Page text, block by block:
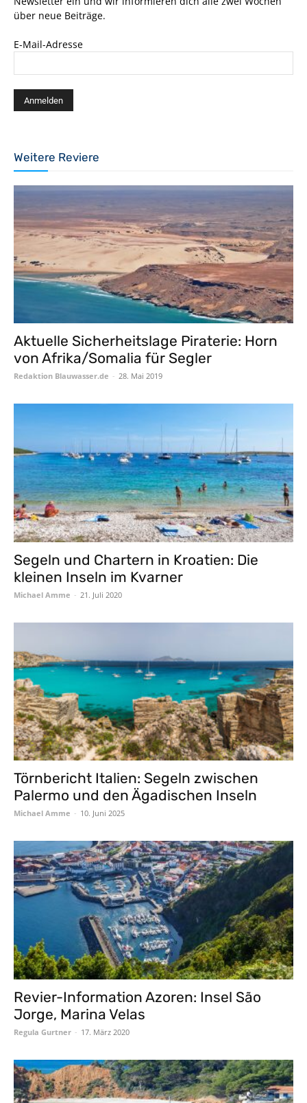
über neue Beiträge.
E-Mail-Adresse
Weitere Reviere
Aktuelle Sicherheitslage Piraterie: Horn
von Afrika/Somalia für Segler
Redaktion Blauwasser.de - 28. Mai 2019
Segeln und Chartern in Kroatien: Die
kleinen Inseln im Kvarner
Michael Amme - 21. Juli 2020
Törnbericht Italien: Segeln zwischen
Palermo und den Ägadischen Inseln
Michael Amme - 10. Juni 2025
Revier-Information Azoren: Insel São
Jorge, Marina Velas
Regula Gurtner - 17. März 2020